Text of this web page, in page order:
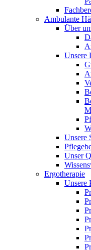
Ambulante
Über
Unsere
Unsere
Unser
Ergotherapie
Unsere